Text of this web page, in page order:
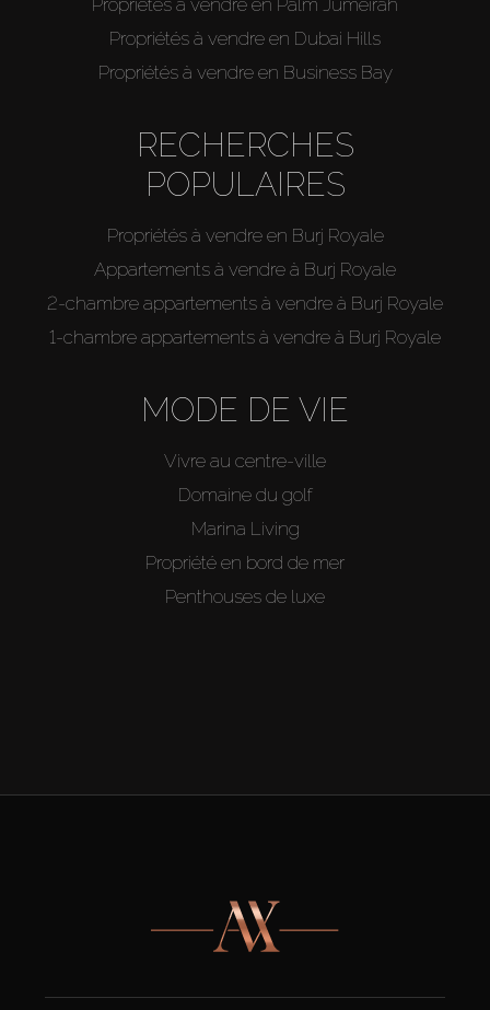
Propriétés à vendre en Dubai Hills
Propriétés à vendre en Business Bay
RECHERCHES
POPULAIRES
Propriétés à vendre en Burj Royale
Appartements à vendre à Burj Royale
2-chambre appartements à vendre à Burj Royale
1-chambre appartements à vendre à Burj Royale
MODE DE VIE
Vivre au centre-ville
Domaine du golf
Marina Living
Propriété en bord de mer
Penthouses de luxe